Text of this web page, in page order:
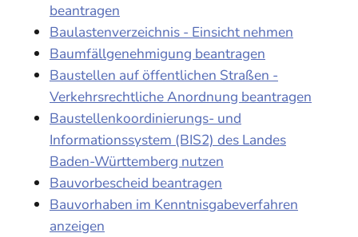
beantragen
Baulastenverzeichnis - Einsicht nehmen
Baumfällgenehmigung beantragen
Baustellen auf öffentlichen Straßen -
Verkehrsrechtliche Anordnung beantragen
Baustellenkoordinierungs- und
Informationssystem (BIS2) des Landes
Baden-Württemberg nutzen
Bauvorbescheid beantragen
Bauvorhaben im Kenntnisgabeverfahren
anzeigen